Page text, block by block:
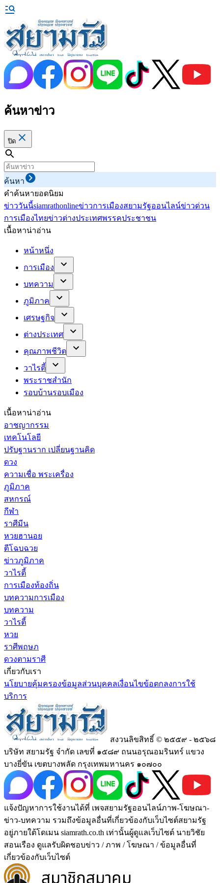
ค้นหาข่าว
ปิด
ค้นหา
คำค้นหายอดนิยม
ข่าววันนี้siamrathonlineข่าวการเมืองสยามรัฐออนไลน์ข่าวด่วน
การเมืองไทยข่าวต่างประเทศพรรคประชาชน
เนื้อหาน่าอ่าน
หน้าหนึ่ง
การเมือง
บทความ
ภูมิภาค
เศรษฐกิจ
ต่างประเทศ
คุณภาพชีวิต
วาไรตี้
พระราชสำนัก
รอบบ้านรอบเมือง
เนื้อหาน่าอ่าน
อาชญากรรม
เทคโนโลยี
ปรับฐานราก เปลี่ยนฐานคิด
ดวง
ความเชื่อ พระเครื่อง
ภูมิภาค
สหกรณ์
กีฬา
ราศีมีน
หวยฮานอย
ตีโฉบฉวย
ข่าวภูมิภาค
วาไรตี้
การเมืองท้องถิ่น
บทความการเมือง
บทความ
วาไรตี้
หวย
ราศีพฤษภ
ดวงตามราศี
เกี่ยวกับเรา
นโยบายคุ้มครองข้อมูลส่วนบุคคลเงื่อนไขข้อตกลงการใช้
บริการ
สงวนลิขสิทธิ์ © ๒๕๕๙ - ๒๕๖๘
บริษัท สยามรัฐ จำกัด เลขที่ ๑๕๘๙ ถนนอรุณอมรินทร์ แขวง
บางยี่ขัน เขตบางพลัด กรุงเทพมหานคร ๑๐๗๐๐
แจ้งปัญหาการใช้งานได้ที่ เพจสยามรัฐออนไลน์ภาพ-โฆษณา-
ข่าว-บทความ รวมถึงข้อมูลอื่นที่เกี่ยวข้องกับเว็บไซต์สยามรัฐ
อยู่ภายใต้โดเมน siamrath.co.th เท่านั้นผู้ดูแลเว็บไซต์ นายวิชัย
สอนเรือง ดูแลรับผิดชอบข่าว / ภาพ / โฆษณา / ข้อมูลอื่นที่
เกี่ยวข้องกับเว็บไซต์